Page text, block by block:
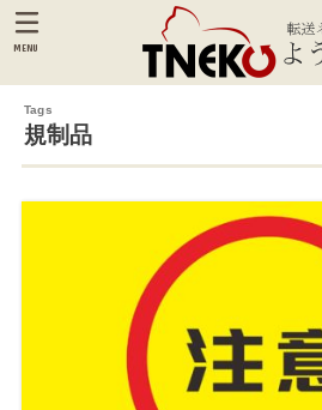
MENU
規制品